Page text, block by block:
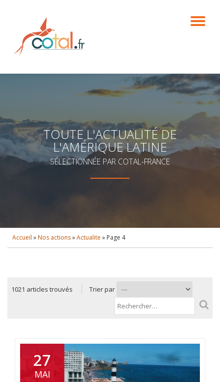
contenu
TOUTE L'ACTUALITÉ DE
L'AMÉRIQUE LATINE
SÉLECTIONNÉE PAR COTAL-FRANCE
Accueil »Nos actions»Actualite » Page 4
1021 articles trouvés
Trier par
Rechercher :
27
MAI